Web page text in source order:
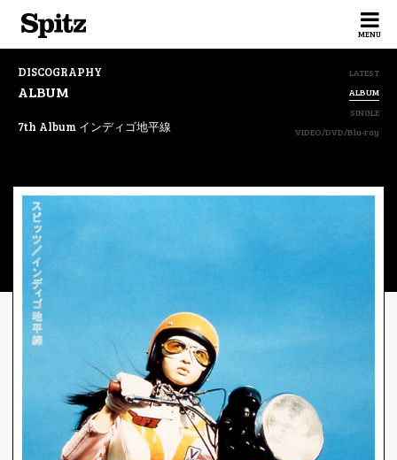
MENU
DISCOGRAPHY
ALBUM
7th Album インディゴ地平線
LATEST
ALBUM
SINGLE
VIDEO/DVD/Blu-ray